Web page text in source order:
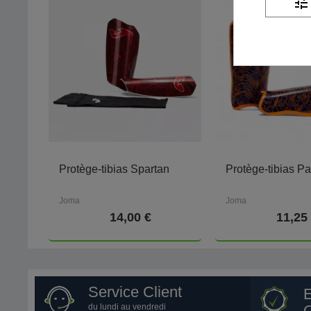
Protège-tibias Spartan
Joma
14,00 €
Protège-tibias
Joma
11,25
Service Client
du lundi au vendredi